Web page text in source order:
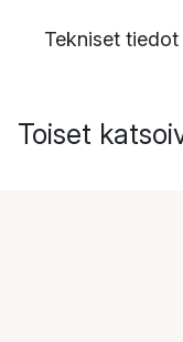
Tekniset tiedot
Toiset